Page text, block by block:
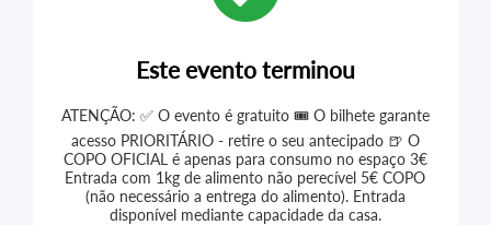
Este evento terminou
ATENÇÃO: ✅ O evento é gratuito 🎟️ O bilhete garante
acesso PRIORITÁRIO - retire o seu antecipado 🍺 O
COPO OFICIAL é apenas para consumo no espaço 3€
Entrada com 1kg de alimento não perecível 5€ COPO
(não necessário a entrega do alimento). Entrada
disponível mediante capacidade da casa.